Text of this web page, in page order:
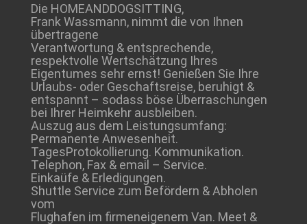
Die HOMEANDDOGSITTING,
Frank Wassmann, nimmt die von Ihnen
übertragene
Verantwortung & entsprechende,
respektvolle Wertschätzung Ihres
Eigentumes sehr ernst! Genießen Sie Ihre
Urlaubs- oder Geschaftsreise, beruhigt &
entspannt – sodass böse Überraschungen
bei Ihrer Heimkehr ausbleiben.
Auszug aus dem Leistungsumfang:
Permanente Anwesenheit.
TagesProtokollierung. Kommunikation.
Telephon, Fax & email – Service.
Einkaüfe & Erledigungen.
Shuttle Service zum Befördern & Abholen
vom
Flughafen im firmeneigenem Van. Meet &